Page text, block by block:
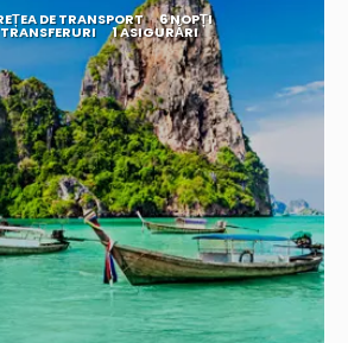
DE TRANSPORT 6 NOPȚI
1 ASIGURĂRI